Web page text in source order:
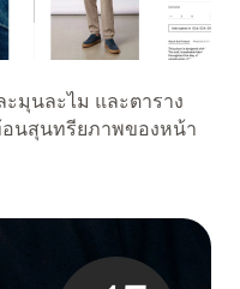
มุนละไม และตาราง
นสุนทรียภาพของหน้า